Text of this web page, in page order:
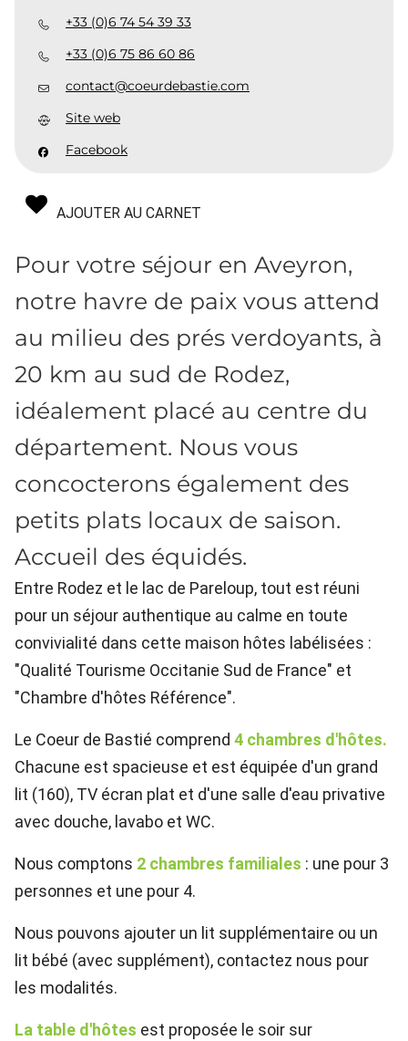
+33 (0)6 74 54 39 33
+33 (0)6 75 86 60 86
contact@coeurdebastie.com
Site web
Facebook
AJOUTER AU CARNET
Pour votre séjour en Aveyron,
notre havre de paix vous attend
au milieu des prés verdoyants, à
20 km au sud de Rodez,
idéalement placé au centre du
département. Nous vous
concocterons également des
petits plats locaux de saison.
Accueil des équidés.
Entre Rodez et le lac de Pareloup, tout est réuni
pour un séjour authentique au calme en toute
convivialité dans cette maison hôtes labélisées :
"Qualité Tourisme Occitanie Sud de France" et
"Chambre d'hôtes Référence".
Le Coeur de Bastié comprend 4 chambres d'hôtes.
Chacune est spacieuse et est équipée d'un grand
lit (160), TV écran plat et d'une salle d'eau privative
avec douche, lavabo et WC.
Nous comptons 2 chambres familiales : une pour 3
personnes et une pour 4.
Nous pouvons ajouter un lit supplémentaire ou un
lit bébé (avec supplément), contactez nous pour
les modalités.
La table d'hôtes est proposée le soir sur